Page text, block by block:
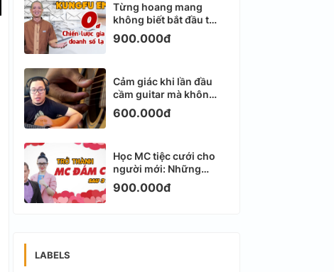
Từng hoang mang
không biết bắt đầu từ
đâu với Email
Marketing
900.000đ
Cảm giác khi lần đầu
cầm guitar mà không
biết bắt đầu từ đâu
600.000đ
Học MC tiệc cưới cho
người mới: Những
ngày đầu thực sự khá
ngợp
900.000đ
LABELS